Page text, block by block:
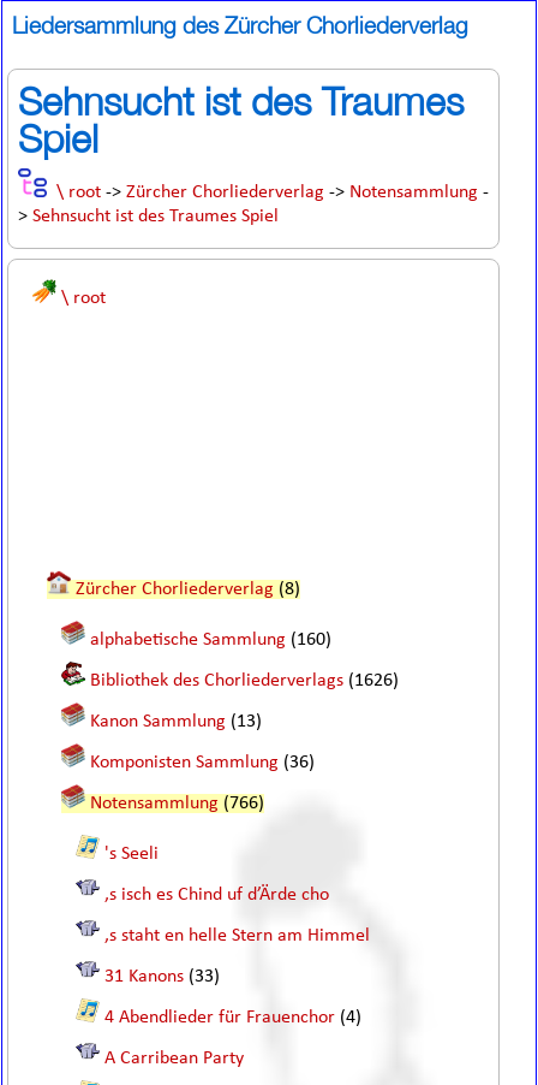
Liedersammlung des Zürcher Chorliederverlag
Sehnsucht ist des Traumes
Spiel
\ root ->Zürcher Chorliederverlag -> Notensammlung -
>Sehnsucht ist des Traumes Spiel
\ root
Zürcher Chorliederverlag (8)
alphabetische Sammlung (160)
Bibliothek des Chorliederverlags (1626)
Kanon Sammlung (13)
Komponisten Sammlung (36)
Notensammlung (766)
's Seeli
,s isch es Chind uf d’Ärde cho
,s staht en helle Stern am Himmel
31 Kanons (33)
4 Abendlieder für Frauenchor (4)
A Carribean Party